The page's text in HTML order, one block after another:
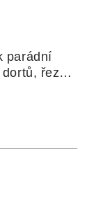
parádní
řezů